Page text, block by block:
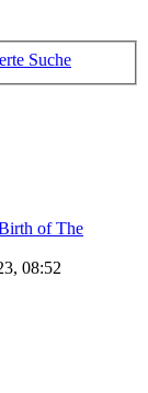
Suche
of The
08:52